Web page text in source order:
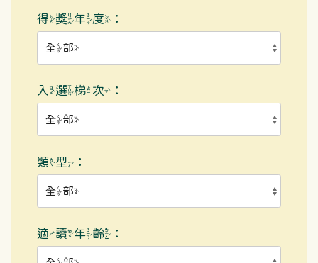
得獎年度：
入選梯次：
類型：
適讀年齡：